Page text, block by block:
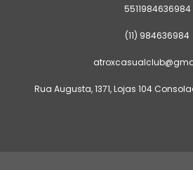
5511984636984
(11) 984636984
Rua Augusta, 1371, Lojas 104